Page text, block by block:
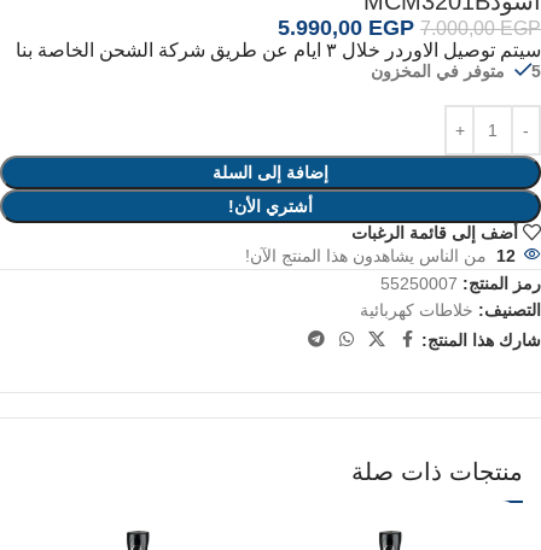
7.000,00EGP
5.990,00 EGP
سيتم توصيل الاوردر خلال ٣ ايام عن طريق شركة الشحن الخاصة بنا
5 متوفر في المخزون
إضافة إلى السلة
أشتري الأن!
أضف إلى قائمة الرغبات
12 من الناس يشاهدون هذا المنتج الآن!
رمز المنتج: 55250007
التصنيف: خلاطات كهربائية
شارك هذا المنتج:
منتجات ذات صلة